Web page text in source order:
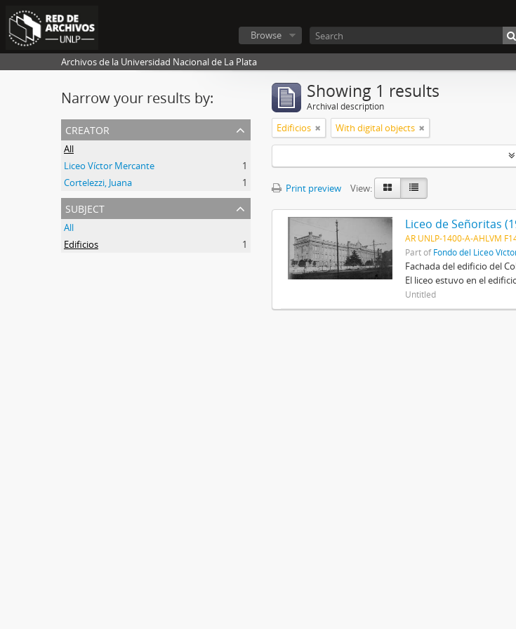
Browse
Archivos de la Universidad Nacional de La Plata
Narrow your results by:
creator
All
Liceo Víctor Mercante
1
Cortelezzi, Juana
1
subject
All
Edificios
1
Showing 1 results
Archival description
Edificios With digital objects
Print preview View:
Liceo de Señoritas
AR UNLP-1400-A-AHLVM
Part ofFondo del Liceo
Fachada del edificio del
El liceo estuvo en el
Untitled